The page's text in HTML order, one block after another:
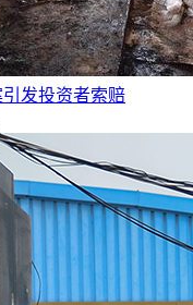
发投资者索赔